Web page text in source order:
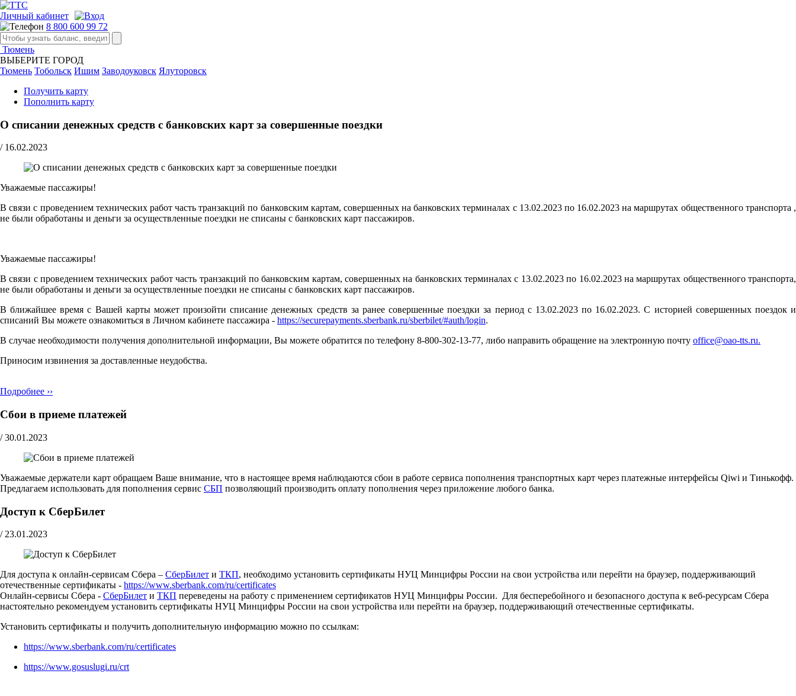
Личный кабинет
8 800 600 99 72
Тюмень
ВЫБЕРИТЕ ГОРОД
Тюмень Тобольск Ишим Заводоуковск Ялуторовск
Получить карту
Пополнить карту
О списании денежных средств с банковских карт за совершенные поездки
/ 16.02.2023
Уважаемые пассажиры!
В связи с проведением технических работ часть транзакций по банковским картам, совершенных на банковских терминалах с 13.02.2023 по 16.02.2023 на маршрутах общественного транспорта ,
не были обработаны и деньги за осуществленные поездки не списаны с банковских карт пассажиров.
Уважаемые пассажиры!
В связи с проведением технических работ часть транзакций по банковским картам, совершенных на банковских терминалах с 13.02.2023 по 16.02.2023 на маршрутах общественного транспорта,
не были обработаны и деньги за осуществленные поездки не списаны с банковских карт пассажиров.
В ближайшее время с Вашей карты может произойти списание денежных средств за ранее совершенные поездки за период с 13.02.2023 по 16.02.2023. С историей совершенных поездок и
списаний Вы можете ознакомиться в Личном кабинете пассажира - https://securepayments.sberbank.ru/sberbilet/#auth/login.
В случае необходимости получения дополнительной информации, Вы можете обратится по телефону 8-800-302-13-77, либо направить обращение на электронную почту office@oao-tts.ru.
Приносим извинения за доставленные неудобства.
Подробнее ››
Сбои в приеме платежей
/ 30.01.2023
Уважаемые держатели карт обращаем Ваше внимание, что в настоящее время наблюдаются сбои в работе сервиса пополнения транспортных карт через платежные интерфейсы Qiwi и Тинькофф.
Предлагаем использовать для пополнения сервис СБП позволяющий производить оплату пополнения через приложение любого банка.
Доступ к СберБилет
/ 23.01.2023
Для доступа к онлайн-сервисам Сбера – СберБилет и ТКП, необходимо установить сертификаты НУЦ Минцифры России на свои устройства или перейти на браузер, поддерживающий
отечественные сертификаты - https://www.sberbank.com/ru/certificates
Онлайн-сервисы Сбера - СберБилет и ТКП переведены на работу с применением сертификатов НУЦ Минцифры России. Для бесперебойного и безопасного доступа к веб-ресурсам Сбера
настоятельно рекомендуем установить сертификаты НУЦ Минцифры России на свои устройства или перейти на браузер, поддерживающий отечественные сертификаты.
Установить сертификаты и получить дополнительную информацию можно по ссылкам:
https://www.sberbank.com/ru/certificates
https://www.gosuslugi.ru/crt